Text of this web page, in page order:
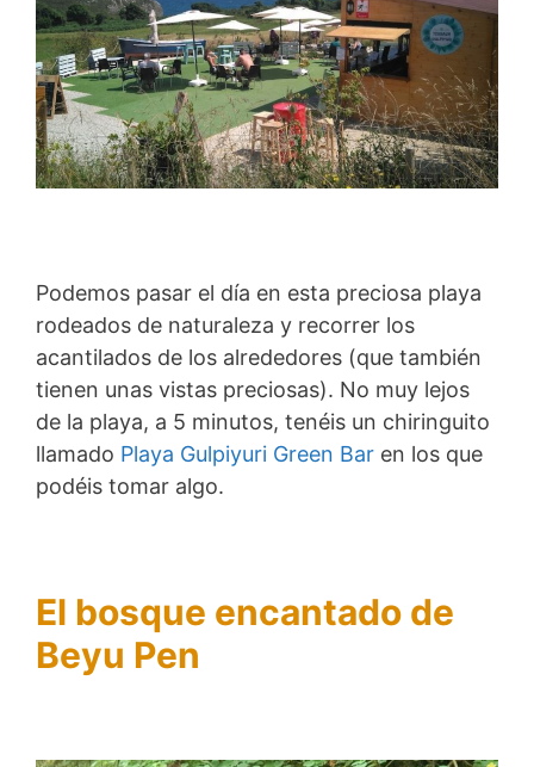
Podemos pasar el día en esta preciosa playa
rodeados de naturaleza y recorrer los
acantilados de los alrededores (que también
tienen unas vistas preciosas). No muy lejos
de la playa, a 5 minutos, tenéis un chiringuito
llamado Playa Gulpiyuri Green Bar en los que
podéis tomar algo.
El bosque encantado de
Beyu Pen